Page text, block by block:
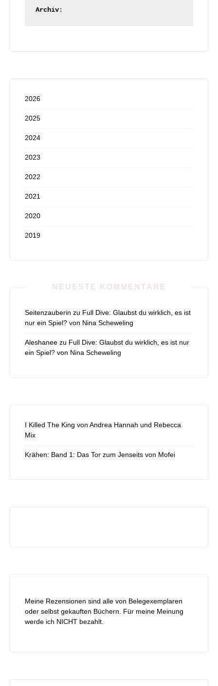
Archiv:
2026
2025
2024
2023
2022
2021
2020
2019
NEUESTE KOMMENTARE
Seitenzauberin zu Full Dive: Glaubst du wirklich, es ist
nur ein Spiel? von Nina Scheweling
Aleshanee zu Full Dive: Glaubst du wirklich, es ist nur
ein Spiel? von Nina Scheweling
I Killed The King von Andrea Hannah und Rebecca
Mix
Krähen: Band 1: Das Tor zum Jenseits von Mofei
Meine Rezensionen sind alle von Belegexemplaren
oder selbst gekauften Büchern. Für meine Meinung
werde ich NICHT bezahlt.